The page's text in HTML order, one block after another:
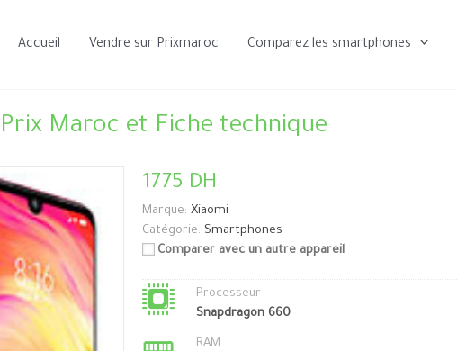
Accueil Vendre sur Prixmaroc Comparez les smartphones
Maroc et Fiche technique
1775 DH
Marque: Xiaomi
Catégorie: Smartphones
Comparer avec un autre appareil
Processeur
Snapdragon 660
RAM